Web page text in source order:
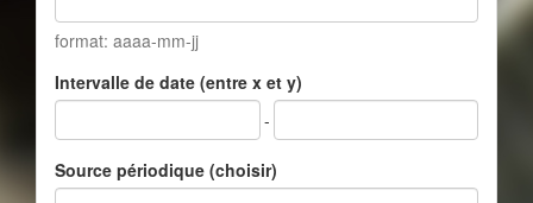
format: aaaa-mm-jj
Intervalle de date (entre x et y)
-
Source périodique (choisir)